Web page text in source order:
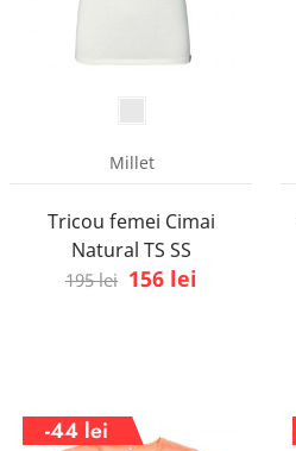
Millet
Tricou femei Cimai
Natural TS SS
195 lei 156 lei
-44 lei